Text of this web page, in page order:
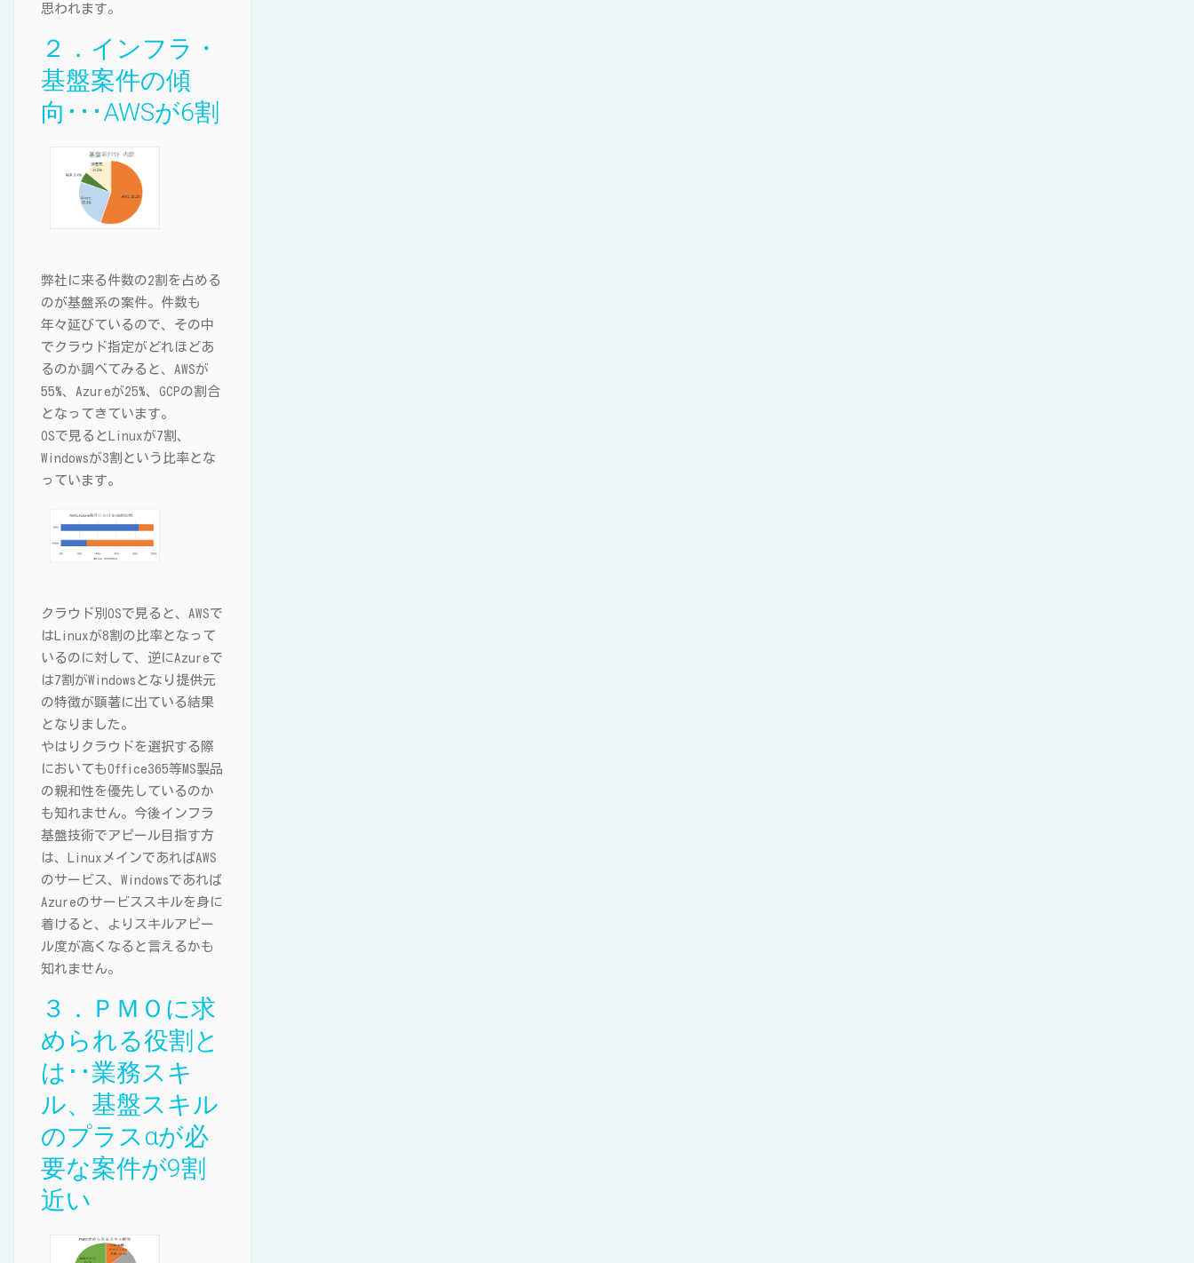
思われます。
２．インフラ・
基盤案件の傾
向･･･AWSが6割
弊社に来る件数の2割を占める
のが基盤系の案件。件数も
年々延びているので、その中
でクラウド指定がどれほどあ
るのか調べてみると、AWSが
55%、Azureが25%、GCPの割合
となってきています。
OSで見るとLinuxが7割、
Windowsが3割という比率とな
っています。
クラウド別OSで見ると、AWSで
はLinuxが8割の比率となって
いるのに対して、逆にAzureで
は7割がWindowsとなり提供元
の特徴が顕著に出ている結果
となりました。
やはりクラウドを選択する際
においてもOffice365等MS製品
の親和性を優先しているのか
も知れません。今後インフラ
基盤技術でアピール目指す方
は、LinuxメインであればAWS
のサービス、Windowsであれば
Azureのサービススキルを身に
着けると、よりスキルアピー
ル度が高くなると言えるかも
知れません。
３．ＰＭＯに求
められる役割と
は･･業務スキ
ル、基盤スキル
のプラスαが必
要な案件が9割
近い